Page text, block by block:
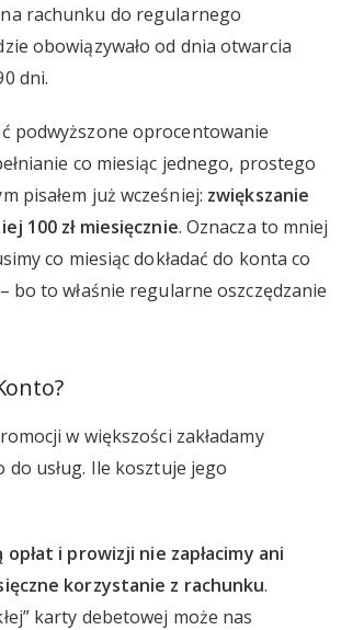
rachunku do regularnego
obowiązywało od dnia otwarcia
dni.
podwyższone oprocentowanie
co miesiąc jednego, prostego
pisałem już wcześniej: zwiększanie
100 zł miesięcznie. Oznacza to mniej
co miesiąc dokładać do konta co
bo to właśnie regularne oszczędzanie
w większości zakładamy
do usług. Ile kosztuje jego
i prowizji nie zapłacimy ani
korzystanie z rachunku.
karty debetowej może nas